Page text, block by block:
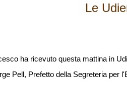
Le
ha ricevuto questa mattina in
Pell, Prefetto della Segreteria per